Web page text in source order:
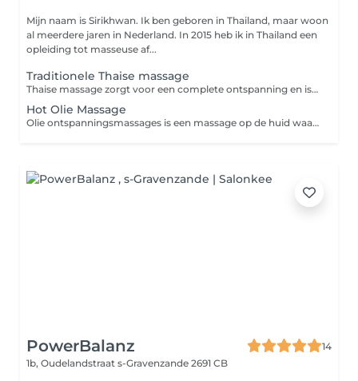
Mijn naam is Sirikhwan. Ik ben geboren in Thailand, maar woon
al meerdere jaren in Nederland. In 2015 heb ik in Thailand een
opleiding tot masseuse af...
Traditionele Thaise massage
Thaise massage zorgt voor een complete ontspanning en is daarmee een doeltreffend middel tegen fysieke en geestelijke spanning. Het helpt de vermoeidheid te bestrijden en geeft energie. Daarnaast is het werkzaam tegen pijnklachten zoals nek-rug-schouder en hoofdpijn, ook stimuleert het ons zenuwstelsel en verbetert het de circulatie van het bloed. Wees er op voorbereid dat een Thaise massage enigszins pijnlijk kan zijn. Denken sommige mensen dat ook seksuele handelingen onderdeel zijn van de Thaise massage? Dat is absoluut NIET waar, Onze Thaise massages worden uitsluitend uitgevoerd door professionele en gediplomeerde medewerkers.
Hot Olie Massage
Olie ontspanningsmassages is een massage op de huid waarbij een warme olie, wordt gebruikt. De huid en spieren ontspannen zich door middel van zachte tot harde handelingen zoals strijken en kneden. Deze massage stimuleert de doorbloeding van de weefsels, voert de afvalstoffen af en verbetert de spierfunctie. De stofwisseling van de spieren vermindert harde, gespannen en pijnlijke spieren . Tevens is het goed als u hoofdpijn heeft en vermindert stress. De ademhaling wordt regelmatiger en de hartslag rustiger.
PowerBalanz
14
1b, Oudelandstraat s-Gravenzande 2691 CB